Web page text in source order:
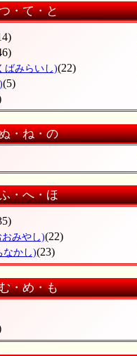
・て・と
ばみらいし)(22)
(5)
・ね・の
・へ・ほ
みやし)(22)
なかし)(23)
・め・も